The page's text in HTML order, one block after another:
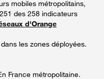
mobiles métropolitains,
des 258 indicateurs
d'Orange
dans les zones déployées.
France métropolitaine.